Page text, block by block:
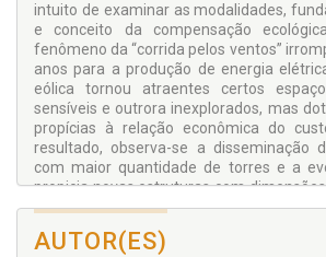
intuito de examinar as modalidades,
e conceito da compensação
fenômeno da “corrida pelos ventos”
anos para a produção de energia
eólica tornou atraentes certos
sensíveis e outrora inexplorados, mas
propícias à relação econômica do
resultado, observa-se a disseminação
com maior quantidade de torres e a
propicia novas estruturas com
das pás) capazes de agravar os
abióticos circundantes. Em Portugal e
jurídicas para instalação de
AUTOR(ES)